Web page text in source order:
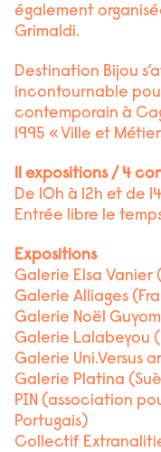
également
Grimaldi.
Destination Bijou
incontournable
contemporain à
1995 « Ville et
11 expositions / 4
De 10h à 12h et de
Entrée libre le
Expositions
Galerie Elsa Vanier
Galerie Alliages
Galerie Noël
Galerie Lalabeyou
Galerie Uni.Versus
Galerie Platina
PIN (association
Portugais)
Collectif